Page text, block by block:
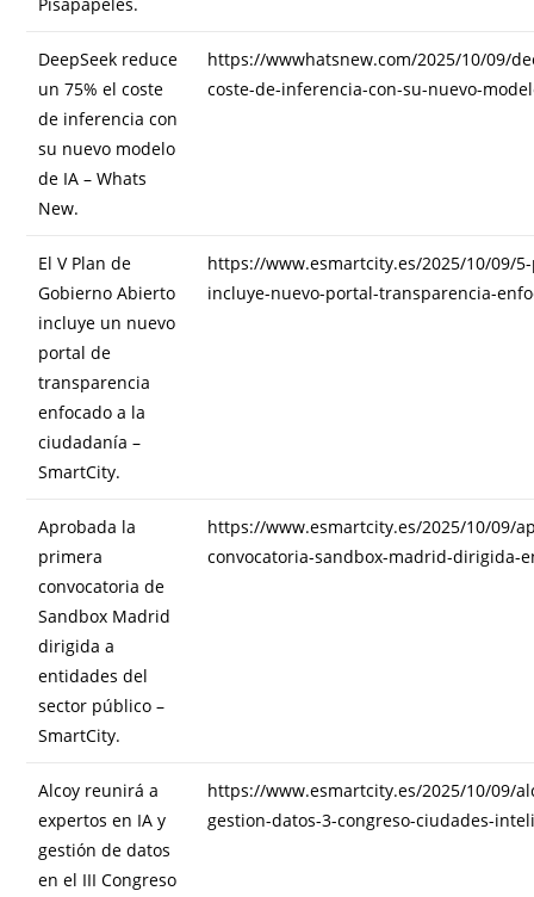
DeepSeek reduce
un 75% el coste
de inferencia con
su nuevo modelo
de IA – Whats
New.
https://wwwhatsnew.com/2025/10/09/
coste-de-inferencia-con-su-nuevo-
El V Plan de
Gobierno Abierto
incluye un nuevo
portal de
transparencia
enfocado a la
ciudadanía –
SmartCity.
https://www.esmartcity.es/2025/10/09/
incluye-nuevo-portal-transparencia-
Aprobada la
primera
convocatoria de
Sandbox Madrid
dirigida a
entidades del
sector público –
SmartCity.
https://www.esmartcity.es/2025/10/09/
convocatoria-sandbox-madrid-dirigida-
Alcoy reunirá a
expertos en IA y
gestión de datos
en el III Congreso
https://www.esmartcity.es/2025/10/09/
gestion-datos-3-congreso-ciudades-